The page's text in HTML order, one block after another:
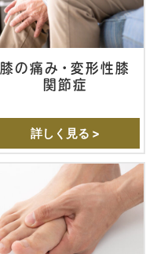
膝の痛み・変形性膝
関節症
詳しく見る >